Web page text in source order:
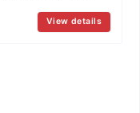
tout d'une valeur
à 1.000.000 de
View details